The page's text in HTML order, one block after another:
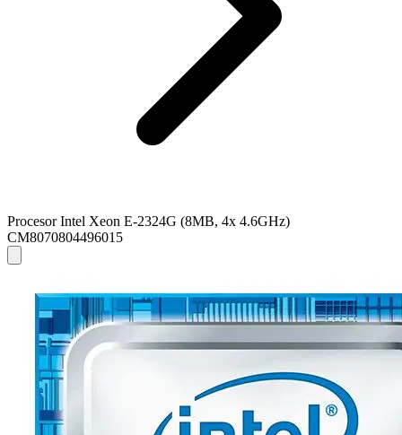
Procesor Intel Xeon E-2324G (8MB, 4x 4.6GHz)
CM8070804496015